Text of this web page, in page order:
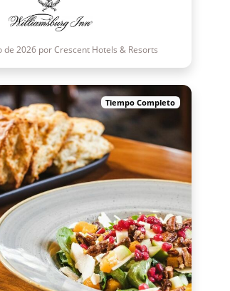
de 2026 por Crescent Hotels & Resorts
Tiempo Completo